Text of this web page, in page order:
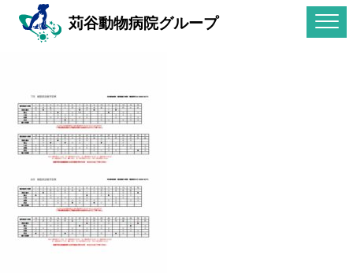
苅谷動物病院グループ